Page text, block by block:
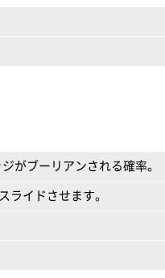
がブーリアンされる確率。
ライドさせます。